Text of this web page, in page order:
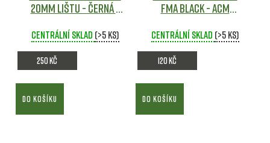
20mm lištu - černá -
Centrální sklad (>5 ks)
250 Kč
DO KOŠÍKU
FMA Black - ACM
Centrální sklad (>5 ks)
120 Kč
DO KOŠÍKU